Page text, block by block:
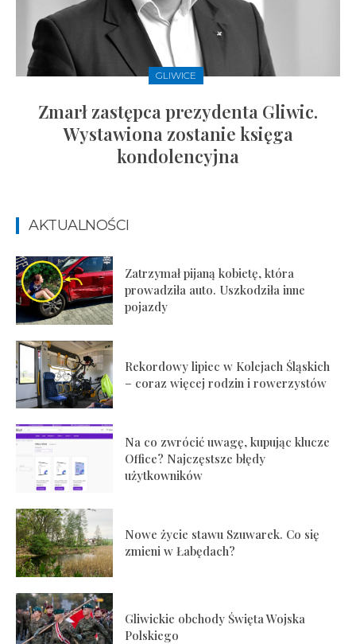
GLIWICE
Zmarł zastępca prezydenta Gliwic.
Wystawiona zostanie księga
kondolencyjna
AKTUALNOŚCI
Zatrzymał pijaną kobietę, która
prowadziła auto. Uszkodziła inne
pojazdy
Rekordowy lipiec w Kolejach Śląskich
– coraz więcej rodzin i rowerzystów
Na co zwrócić uwagę, kupując klucze
Office? Najczęstsze błędy
użytkowników
Nowe życie stawu Szuwarek. Co się
zmieni w Łabędach?
Gliwickie obchody Święta Wojska
Polskiego